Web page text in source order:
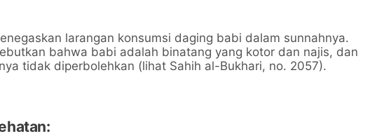
larangan konsumsi daging babi dalam sunnahnya.
bahwa babi adalah binatang yang kotor dan najis, dan
tidak diperbolehkan (lihat Sahih al-Bukhari, no. 2057).